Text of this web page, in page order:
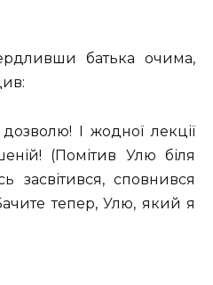
батька очима,
І жодної лекції
(Помітив Улю біля
засвітився, сповнився
тепер, Улю, який я